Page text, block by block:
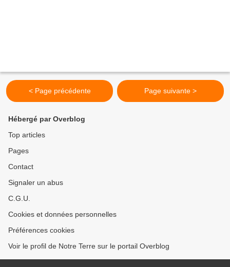
< Page précédente Page suivante >
Hébergé par Overblog
Top articles
Pages
Contact
Signaler un abus
C.G.U.
Cookies et données personnelles
Préférences cookies
Voir le profil de Notre Terre sur le portail Overblog